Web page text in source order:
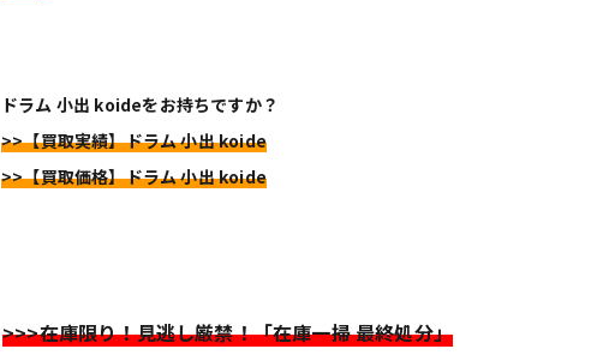
ドラム 小出 koideをお持ちですか？
>>【買取実績】ドラム 小出 koide
>>【買取価格】ドラム 小出 koide
>>>在庫限り！見逃し厳禁！「在庫一掃 最終処分」